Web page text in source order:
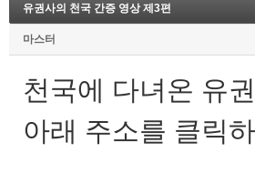
유권사의 천국 간증 영상 제3편
마스터
천국에 다녀온 유
아래 주소를 클릭